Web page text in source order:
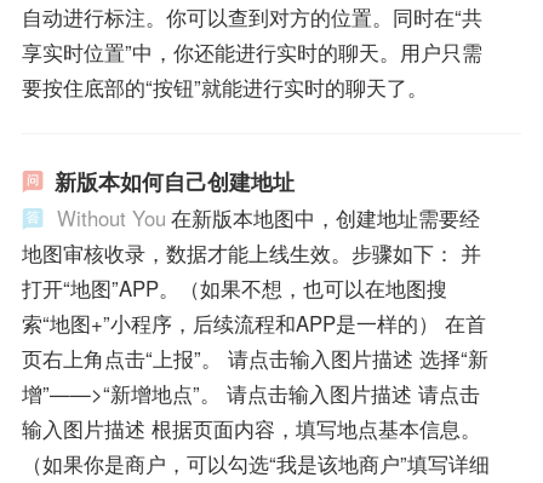
自动进行标注。你可以查到对方的位置。同时在“共
享实时位置”中，你还能进行实时的聊天。用户只需
要按住底部的“按钮”就能进行实时的聊天了。
新版本如何自己创建地址
Without You 在新版本地图中，创建地址需要经
地图审核收录，数据才能上线生效。步骤如下： 并
打开“地图”APP。（如果不想，也可以在地图搜
索“地图+”小程序，后续流程和APP是一样的） 在首
页右上角点击“上报”。 请点击输入图片描述 选择“新
增”——>“新增地点”。 请点击输入图片描述 请点击
输入图片描述 根据页面内容，填写地点基本信息。
（如果你是商户，可以勾选“我是该地商户”填写详细